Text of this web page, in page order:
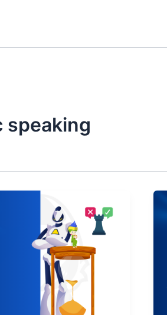
speaking